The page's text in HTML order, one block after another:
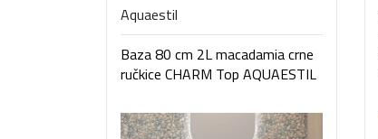
Aquaestil
Baza 80 cm 2L macadamia crne
ručkice CHARM Top AQUAESTIL